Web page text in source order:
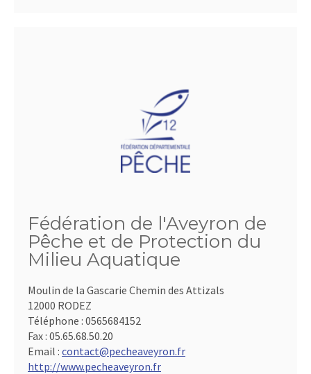
Fédération de l'Aveyron de
Pêche et de Protection du
Milieu Aquatique
Moulin de la Gascarie Chemin des Attizals
12000 RODEZ
Téléphone : 0565684152
Fax : 05.65.68.50.20
Email : contact@pecheaveyron.fr
http://www.pecheaveyron.fr